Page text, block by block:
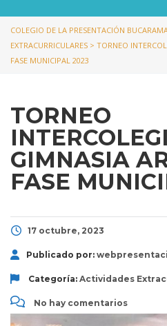
COLEGIO DE LA PRESENTACIÓN
EXTRACURRICULARES > TORNEO
FASE MUNICIPAL 2023
TORNEO
GIMNASIA
FASE
17 octubre, 2023
Publicado por:
Categoría: Actividades
No hay comentarios